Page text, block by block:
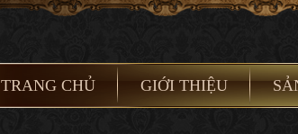
TRANG CHỦ GIỚI THIỆU